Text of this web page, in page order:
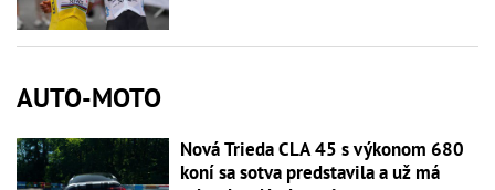
AUTO-MOTO
Nová Trieda CLA 45 s výkonom 680
koní sa sotva predstavila a už má